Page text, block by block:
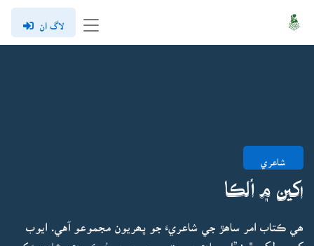
لاگ ان
شاعري
اکين ۾ اُلڪا
ھي ڪتاب امر ساھڙ جي شاعريءَ جو پھريون مجموعو آهي. ايوب
کوسو لکي ٿو: ”امر ساھڙ جي سندس محبوب جي مُرڪ جھڙي شاعريءَ کي